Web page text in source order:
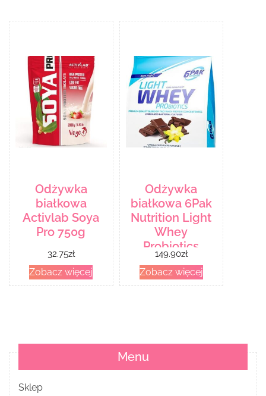
Odżywka
białkowa
Activlab Soya
Pro 750g
32.75zł
Zobacz więcej
Odżywka
białkowa 6Pak
Nutrition Light
Whey
Probiotics
1800g
149.90zł
Zobacz więcej
Menu
Sklep